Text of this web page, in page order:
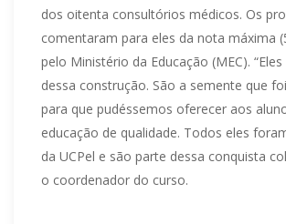
dos oitenta consultórios médicos. Os
comentaram para eles da nota máxima
pelo Ministério da Educação (MEC).
dessa construção. São a semente que
para que pudéssemos oferecer aos
educação de qualidade. Todos eles
da UCPel e são parte dessa conquista
o coordenador do curso.